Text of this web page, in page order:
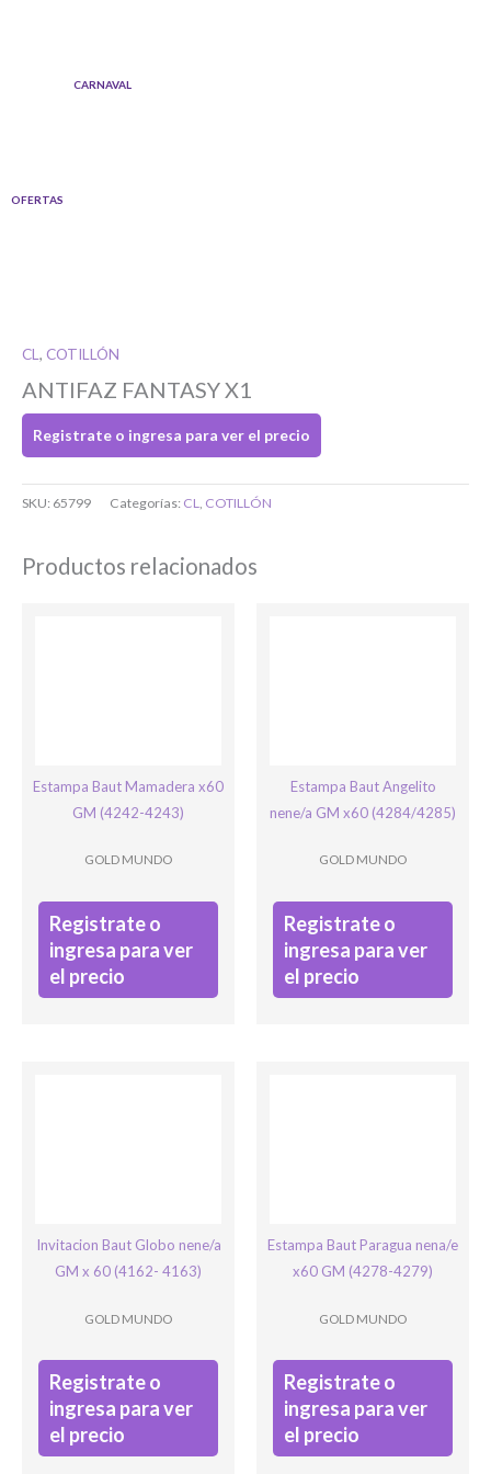
OFERTAS
CARNAVAL
CL , COTILLÓN
ANTIFAZ FANTASY X1
Registrate o ingresa para ver el precio
SKU: 65799 Categorías: CL COTILLÓN
Productos relacionados
Estampa Baut Mamadera x60
GM (4242-4243)
GOLD MUNDO
Registrate o
ingresa para ver
el precio
Estampa Baut Angelito
nene/a GM x60 (4284/4285)
GOLD MUNDO
Registrate o
ingresa para ver
el precio
Invitacion Baut Globo nene/a
GM x 60 (4162- 4163)
GOLD MUNDO
Registrate o
ingresa para ver
el precio
Estampa Baut Paragua nena/e
x60 GM (4278-4279)
GOLD MUNDO
Registrate o
ingresa para ver
el precio
Si tenés cuenta...
Toca para ingresar
O completa el Formulario de registro